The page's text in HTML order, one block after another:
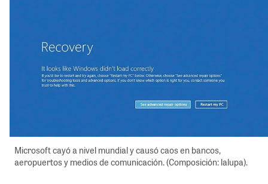
Microsoft cayó a nivel mundial y causó caos en bancos,
aeropuertos y medios de comunicación. (Composición: lalupa).